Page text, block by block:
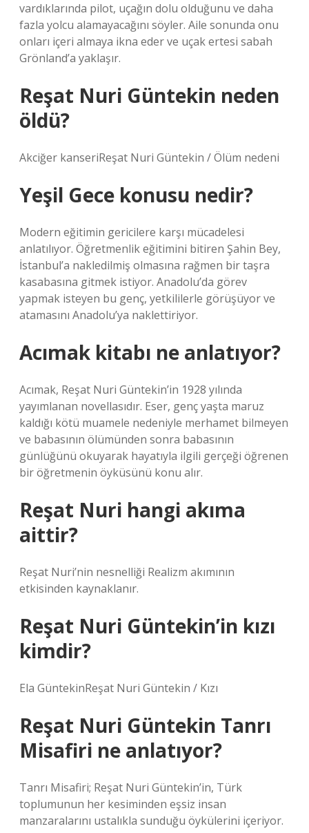
vardıklarında pilot, uçağın dolu olduğunu ve daha
fazla yolcu alamayacağını söyler. Aile sonunda onu
onları içeri almaya ikna eder ve uçak ertesi sabah
Grönland’a yaklaşır.
Reşat Nuri Güntekin neden
öldü?
Akciğer kanseriReşat Nuri Güntekin / Ölüm nedeni
Yeşil Gece konusu nedir?
Modern eğitimin gericilere karşı mücadelesi
anlatılıyor. Öğretmenlik eğitimini bitiren Şahin Bey,
İstanbul’a nakledilmiş olmasına rağmen bir taşra
kasabasına gitmek istiyor. Anadolu’da görev
yapmak isteyen bu genç, yetkililerle görüşüyor ve
atamasını Anadolu’ya naklettiriyor.
Acımak kitabı ne anlatıyor?
Acımak, Reşat Nuri Güntekin’in 1928 yılında
yayımlanan novellasıdır. Eser, genç yaşta maruz
kaldığı kötü muamele nedeniyle merhamet bilmeyen
ve babasının ölümünden sonra babasının
günlüğünü okuyarak hayatıyla ilgili gerçeği öğrenen
bir öğretmenin öyküsünü konu alır.
Reşat Nuri hangi akıma
aittir?
Reşat Nuri’nin nesnelliği Realizm akımının
etkisinden kaynaklanır.
Reşat Nuri Güntekin’in kızı
kimdir?
Ela GüntekinReşat Nuri Güntekin / Kızı
Reşat Nuri Güntekin Tanrı
Misafiri ne anlatıyor?
Tanrı Misafiri; Reşat Nuri Güntekin’in, Türk
toplumunun her kesiminden eşsiz insan
manzaralarını ustalıkla sunduğu öykülerini içeriyor.